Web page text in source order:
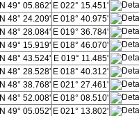
N 49° 05.862' E 022° 15.451'
N 48° 24.209' E 018° 40.975'
N 48° 28.084' E 019° 36.784'
N 49° 15.919' E 018° 46.070'
N 48° 43.524' E 019° 11.485'
N 48° 28.528' E 018° 40.312'
N 48° 38.768' E 021° 27.461'
N 48° 52.008' E 018° 08.510'
N 49° 05.052' E 021° 13.802'